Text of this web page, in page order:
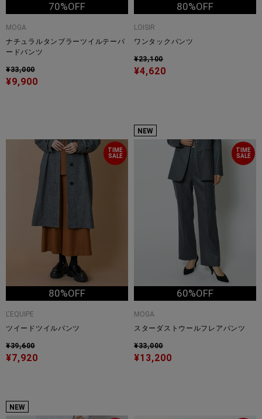
70%OFF
MOGA
ナチュラルタンブラーツイルテーパ
ードパンツ
¥33,000
¥9,900
80%OFF
LOISIR
ワンタックパンツ
¥23,100
¥4,620
TIME
SALE
80%OFF
L'EQUIPE
ツイードツイルパンツ
¥39,600
¥7,920
NEW
TIME
SALE
60%OFF
MOGA
スターダストウールフレアパンツ
¥33,000
¥13,200
NEW